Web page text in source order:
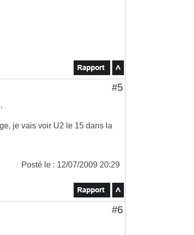
#5
je vais voir U2 le 15 dans la
Posté le : 12/07/2009 20:29
#6